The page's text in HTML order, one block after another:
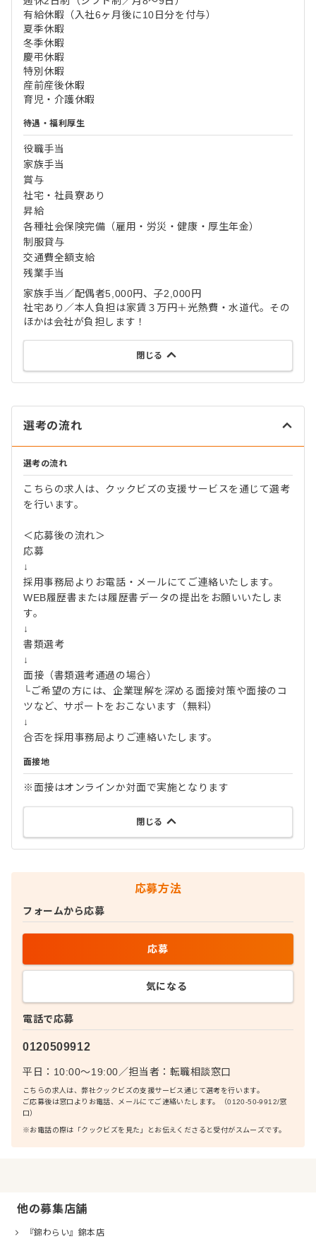
有給休暇（入社6ヶ月後に10日分を付与）
夏季休暇
冬季休暇
慶弔休暇
特別休暇
産前産後休暇
育児・介護休暇
待遇・福利厚生
役職手当
家族手当
賞与
社宅・社員寮あり
昇給
各種社会保険完備（雇用・労災・健康・厚生年金）
制服貸与
交通費全額支給
残業手当
家族手当／配偶者5,000円、子2,000円
社宅あり／本人負担は家賃３万円＋光熱費・水道代。その
ほかは会社が負担します！
閉じる
選考の流れ
選考の流れ
こちらの求人は、クックビズの支援サービスを通じて選考
を行います。
＜応募後の流れ＞
応募
↓
採用事務局よりお電話・メールにてご連絡いたします。
WEB履歴書または履歴書データの提出をお願いいたしま
す。
↓
書類選考
↓
面接（書類選考通過の場合）
└ご希望の方には、企業理解を深める面接対策や面接のコ
ツなど、サポートをおこないます（無料）
↓
合否を採用事務局よりご連絡いたします。
面接地
※面接はオンラインか対面で実施となります
閉じる
応募方法
電話で応募
0120509912
平日：10:00〜19:00／担当者： 転職相談窓口
こちらの求人は、弊社クックビズの支援サービス通じて選考を行います。
ご応募後は窓口よりお電話、メールにてご連絡いたします。（0120-50-9912/窓
口）
※お電話の際は「クックビズを見た」とお伝えくださると受付がスムーズです。
フォームから応募
応募
気になる
他の募集店舗
『錦わらい』錦本店